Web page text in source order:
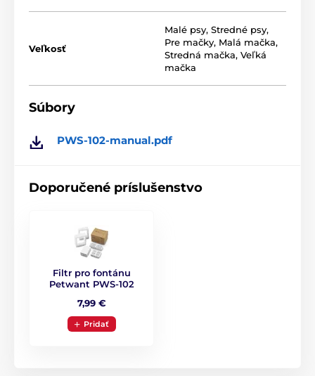
predchádzajúceho upozornenia. Obrázky majú len
ilustračný charakter.
Produkt je zaradený v kategóriách
Veľkosť
Malé psy, Stredné psy,
Pre mačky, Malá mačka,
Stredná mačka, Veľká
mačka
Súbory
PWS-102-manual.pdf
Doporučené príslušenstvo
Filtr pro fontánu
Petwant PWS-102
7,99 €
Pridať